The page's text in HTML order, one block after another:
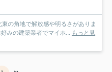
の角地で解放感や明るさがありま
みの建築業者でマイホ... もっと見